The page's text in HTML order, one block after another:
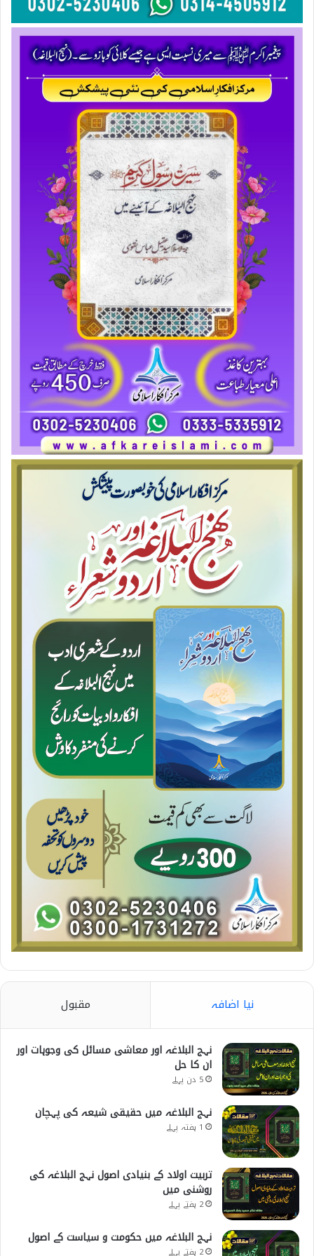
نیا اضافہ مقبول
نہج البلاغہ اور معاشی مسائل کی وجوہات اور
ان کا حل
5 دن پہلے
نہج البلاغہ میں حقیقی شیعہ کی پہچان
1 ہفتہ پہلے
تربیت اولاد کے بنیادی اصول نہج البلاغہ کی
روشنی میں
2 ہفتے پہلے
نہج البلاغہ میں حکومت و سیاست کے اصول
2 ہفتے پہلے